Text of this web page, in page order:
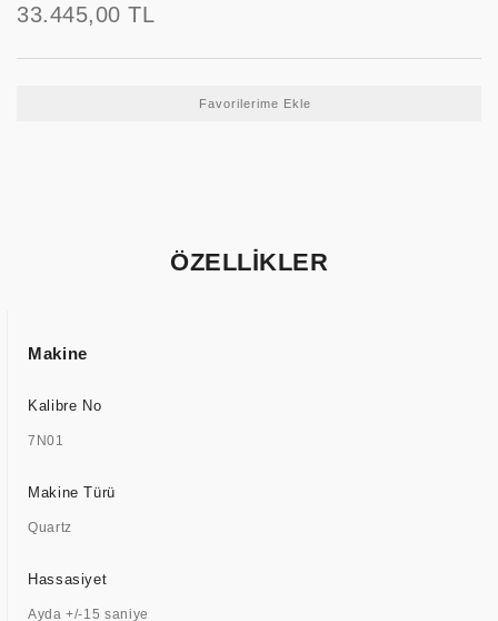
33.445,00 TL
ÖZELLİKLER
Makine
Kalibre No
7N01
Makine Türü
Quartz
Hassasiyet
Ayda +/-15 saniye